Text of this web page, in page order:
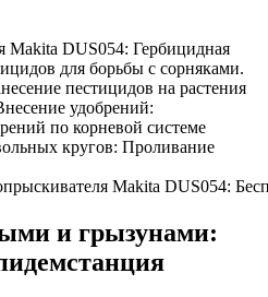
Makita DUS054: Гербицидная
для борьбы с сорняками.
пестицидов на растения
удобрений:
по корневой системе
кругов: Проливание
Makita DUS054:
и грызунами: